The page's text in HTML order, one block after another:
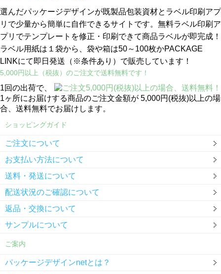
選んだパッケージデザインが既製品包装資材とラベル印刷アプ
リで少量から簡単に自作できるサイトです。無料ラベル印刷ア
プリでテンプレートを修正・印刷できて商品ラベルが即完成！
ラベル用紙は１袋から、袋や箱は50～100枚かPACKAGE
LINKにて即日発送 （※条件あり） で販売しています！
5,000円以上（税抜）のご注文で送料無料です！
1回の出荷で、
1ヶ所にお届けする商品のご注文金額が 5,000円(税抜)以上の場
合、送料無料でお届けします。
ショッピングガイド
ご注文について
お支払い方法について
送料・発送について
配送状況のご確認について
返品・交換について
サンプルについて
ご案内
パッケージデザインnetとは？